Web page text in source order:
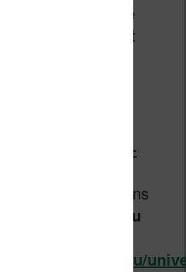
de polices de
et spécialement
sur liseuse
de la police de
news/2022-
) mais aussi, dans
compréhension du